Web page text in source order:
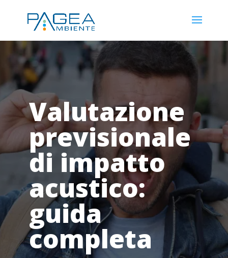
Valutazione
previsionale
di impatto
acustico:
guida
completa